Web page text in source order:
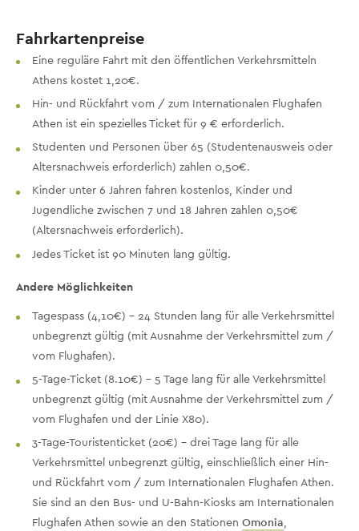
Fahrkartenpreise
Eine reguläre Fahrt mit den öffentlichen Verkehrsmitteln
Athens kostet 1,20€.
Hin- und Rückfahrt vom / zum Internationalen Flughafen
Athen ist ein spezielles Ticket für 9 € erforderlich.
Studenten und Personen über 65 (Studentenausweis oder
Altersnachweis erforderlich) zahlen 0,50€.
Kinder unter 6 Jahren fahren kostenlos, Kinder und
Jugendliche zwischen 7 und 18 Jahren zahlen 0,50€
(Altersnachweis erforderlich).
Jedes Ticket ist 90 Minuten lang gültig.
Andere Möglichkeiten
Tagespass (4,10€) - 24 Stunden lang für alle Verkehrsmittel
unbegrenzt gültig (mit Ausnahme der Verkehrsmittel zum /
vom Flughafen).
5-Tage-Ticket (8.10€) - 5 Tage lang für alle Verkehrsmittel
unbegrenzt gültig (mit Ausnahme der Verkehrsmittel zum /
vom Flughafen und der Linie X80).
3-Tage-Touristenticket (20€) - drei Tage lang für alle
Verkehrsmittel unbegrenzt gültig, einschließlich einer Hin-
und Rückfahrt vom / zum Internationalen Flughafen Athen.
Sie sind an den Bus- und U-Bahn-Kiosks am Internationalen
Flughafen Athen sowie an den Stationen Omonia,